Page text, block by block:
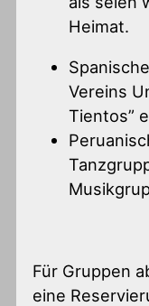
Heimat.
Vereins
Tientos”
Für Gruppen
eine